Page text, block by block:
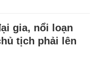
gia, nổi loạn
tịch phải lên